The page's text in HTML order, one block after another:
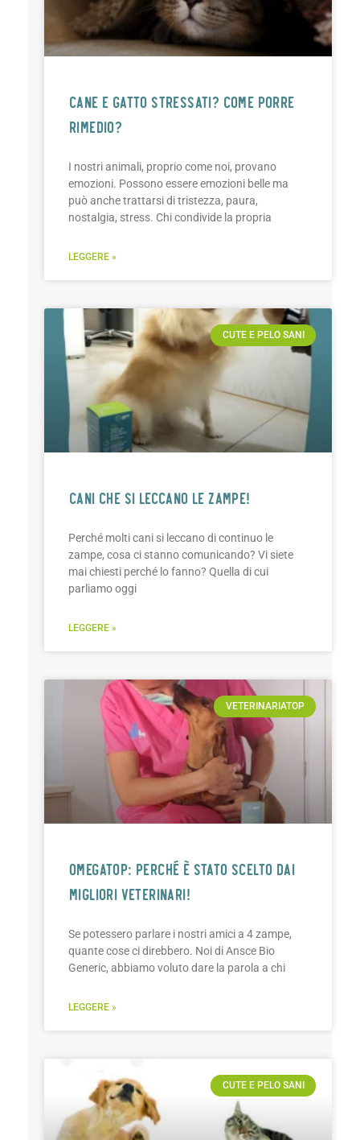
CANE E GATTO STRESSATI? Come porre
rimedio?
I nostri animali, proprio come noi, provano
emozioni. Possono essere emozioni belle ma
può anche trattarsi di tristezza, paura,
nostalgia, stress. Chi condivide la propria
LEGGERE »
CUTE E PELO SANI
CANI CHE SI LECCANO LE ZAMPE!
Perché molti cani si leccano di continuo le
zampe, cosa ci stanno comunicando? Vi siete
mai chiesti perché lo fanno? Quella di cui
parliamo oggi
LEGGERE »
VETERINARIATOP
OMEGATOP: PERCHÉ È STATO SCELTO DAI
MIGLIORI VETERINARI!
Se potessero parlare i nostri amici a 4 zampe,
quante cose ci direbbero. Noi di Ansce Bio
Generic, abbiamo voluto dare la parola a chi
LEGGERE »
CUTE E PELO SANI